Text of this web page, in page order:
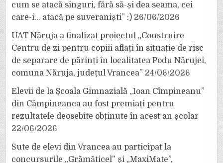
cum se atacă singuri, fără să-și dea seama, cei
care-i… atacă pe suveraniști” :) 26/06/2026
UAT Năruja a finalizat proiectul „Construire
Centru de zi pentru copiii aflați în situație de risc
de separare de părinți în localitatea Podu Nărujei,
comuna Năruja, județul Vrancea” 24/06/2026
Elevii de la Școala Gimnazială „Ioan Cîmpineanu”
din Câmpineanca au fost premiați pentru
rezultatele deosebite obținute în acest an școlar
22/06/2026
Sute de elevi din Vrancea au participat la
concursurile „Grămăticel” și „MaxiMate”,